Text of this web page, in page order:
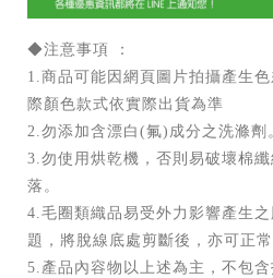
◆注意事項 ：
1.商品可能因網頁圖片拍攝產生
際顏色款式依實際出貨為準
2.勿添加含漂白(氟)成分之洗滌劑
3.勿使用烘乾機，否則易破壞棉
落。
4.毛圈類織品易受外力影響產生
題，將脫線底處剪斷後，亦可正
5.產品內容物以上述為主，不包含